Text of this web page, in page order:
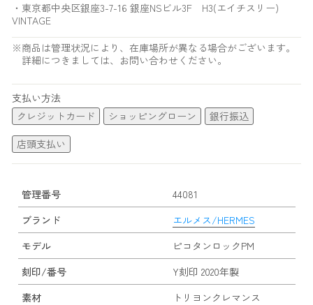
・東京都中央区銀座3-7-16 銀座NSビル3F H3(エイチスリー)
VINTAGE
※商品は管理状況により、在庫場所が異なる場合がございます。
詳細につきましては、お問い合わせください。
支払い方法
クレジットカード
ショッピングローン
銀行振込
店頭支払い
管理番号
44081
ブランド
エルメス/HERMES
モデル
ピコタンロックPM
刻印/番号
Y刻印 2020年製
素材
トリヨンクレマンス